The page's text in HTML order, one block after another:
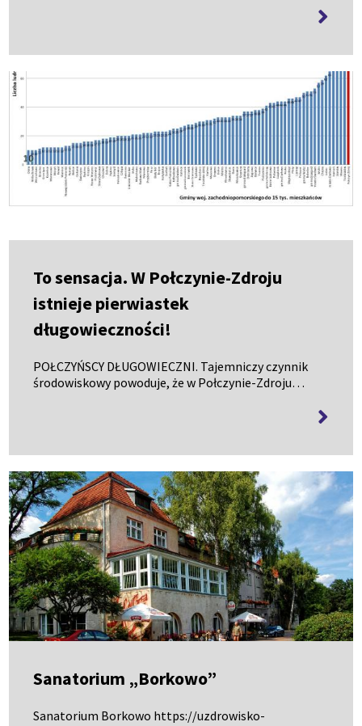
więcej
To sensacja. W Połczynie-Zdroju
istnieje pierwiastek
długowieczności!
POŁCZYŃSCY DŁUGOWIECZNI. Tajemniczy czynnik
środowiskowy powoduje, że w Połczynie-Zdroju
więcej
Sanatorium „Borkowo”
Sanatorium Borkowo https://uzdrowisko-